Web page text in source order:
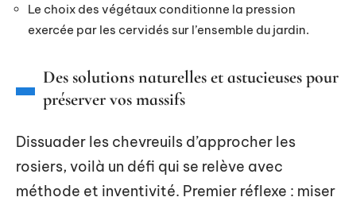
Le choix des végétaux conditionne la pression
exercée par les cervidés sur l’ensemble du jardin.
Des solutions naturelles et astucieuses pour
préserver vos massifs
Dissuader les chevreuils d’approcher les
rosiers, voilà un défi qui se relève avec
méthode et inventivité. Premier réflexe : miser